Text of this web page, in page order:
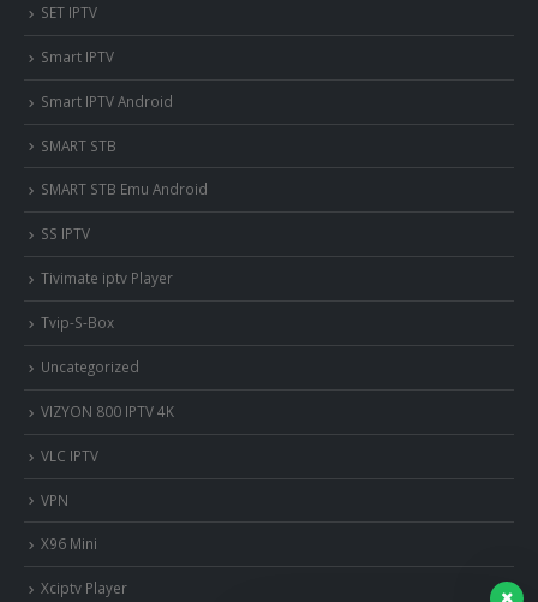
SET IPTV
Smart IPTV
Smart IPTV Android
SMART STB
SMART STB Emu Android
SS IPTV
Tivimate iptv Player
Tvip-S-Box
Uncategorized
VIZYON 800 IPTV 4K
VLC IPTV
VPN
X96 Mini
Xciptv Player